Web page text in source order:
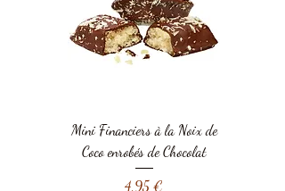
Mini Financiers à la Noix de
Coco enrobés de Chocolat
Prix
4,95 €